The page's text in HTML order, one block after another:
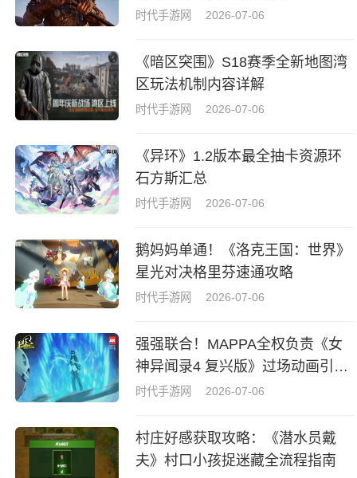
时代手游网 2026-07-06
《暗区突围》S18赛季全新地图湾
区玩法机制内容详解
时代手游网 2026-07-06
《异环》1.2版本最全抽卡资源环
石方斯汇总
时代手游网 2026-07-06
鹅妈妈单通！《洛克王国：世界》
星光对决格里芬速通攻略
时代手游网 2026-07-06
强强联合！MAPPA全权负责《女
神异闻录4 复兴版》过场动画引热
议
时代手游网 2026-07-06
村庄好感获取攻略：《潜水员戴
夫》村口小孩捉迷藏全流程指南